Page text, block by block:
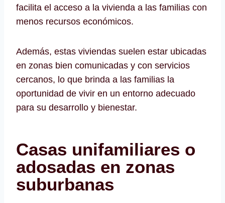
facilita el acceso a la vivienda a las familias con
menos recursos económicos.
Además, estas viviendas suelen estar ubicadas
en zonas bien comunicadas y con servicios
cercanos, lo que brinda a las familias la
oportunidad de vivir en un entorno adecuado
para su desarrollo y bienestar.
Casas unifamiliares o
adosadas en zonas
suburbanas